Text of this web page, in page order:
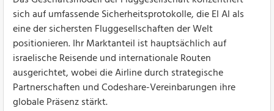
sich auf umfassende Sicherheitsprotokolle, die El Al als
eine der sichersten Fluggesellschaften der Welt
positionieren. Ihr Marktanteil ist hauptsächlich auf
israelische Reisende und internationale Routen
ausgerichtet, wobei die Airline durch strategische
Partnerschaften und Codeshare-Vereinbarungen ihre
globale Präsenz stärkt.